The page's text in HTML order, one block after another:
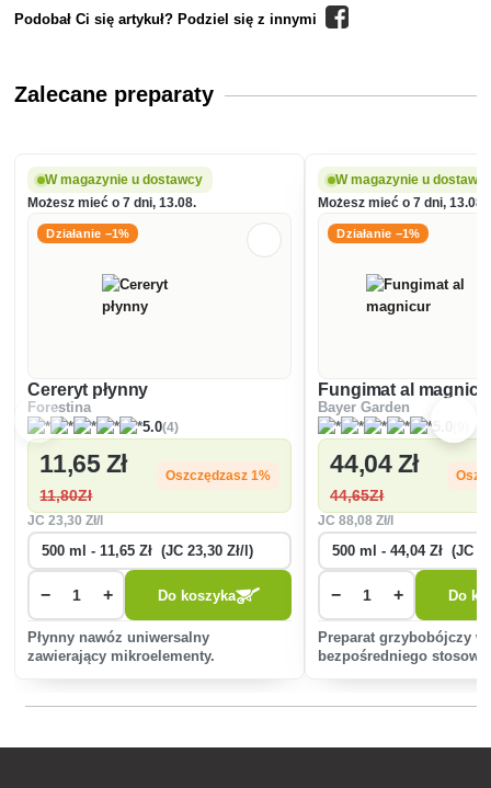
Podobał Ci się artykuł? Podziel się z innymi
Zalecane preparaty
W magazynie u dostawcy
Możesz mieć o 7 dni, 13.08.
Działanie −1%
Cereryt płynny
Forestina
5.0(4)
11,65 Zł
11,80Zł
Oszczędzasz 1%
JC23,30 Zł/l
− + Do koszyka
Płynny nawóz uniwersalny
zawierający mikroelementy.
W magazynie u
Możesz mieć o 7 dni, 13.08.
Działanie −1%
Fungimat al
Bayer Garden
5.0
44,04 Zł
44,65Zł
JC88,08 Zł/l
− + Do
Preparat grzybobójczy
bezpośredniego